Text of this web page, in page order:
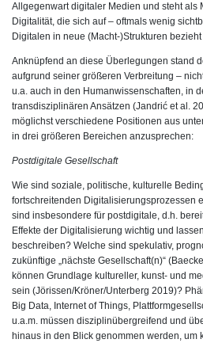
Allgegenwart digitaler Medien und steht als
Digitalität, die sich auf – oftmals wenig
Digitalen in neue (Macht-)Strukturen
Anknüpfend an diese Überlegungen stand
aufgrund seiner größeren Verbreitung –
u.a. auch in den Humanwissenschaften, in
transdisziplinären Ansätzen (Jandrić et al.
möglichst verschiedene Positionen aus
in drei größeren Bereichen anzusprechen:
Postdigitale Gesellschaft
Wie sind soziale, politische, kulturelle
fortschreitenden Digitalisierungsprozessen
sind insbesondere für postdigitale, d.h.
Effekte der Digitalisierung wichtig und
beschreiben? Welche sind spekulativ,
zukünftige „nächste Gesellschaft(n)“
können Grundlage kultureller, kunst- und
sein (Jörissen/Kröner/Unterberg 2019)?
Big Data, Internet of Things,
u.a.m. müssen disziplinübergreifend und
hinaus in den Blick genommen werden, um